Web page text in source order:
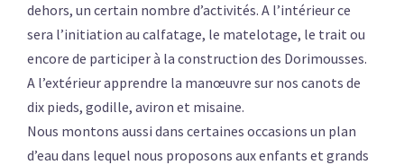
dehors, un certain nombre d’activités. A l’intérieur ce
sera l’initiation au calfatage, le matelotage, le trait ou
encore de participer à la construction des Dorimousses.
A l’extérieur apprendre la manœuvre sur nos canots de
dix pieds, godille, aviron et misaine.
Nous montons aussi dans certaines occasions un plan
d’eau dans lequel nous proposons aux enfants et grands